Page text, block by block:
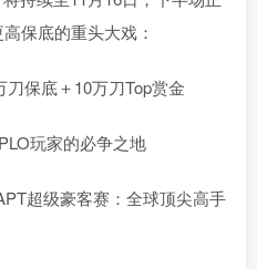
保底的重头大戏：
保底＋10万刀Top赏金
玩家的必争之地
超级豪客赛：全球顶尖高手